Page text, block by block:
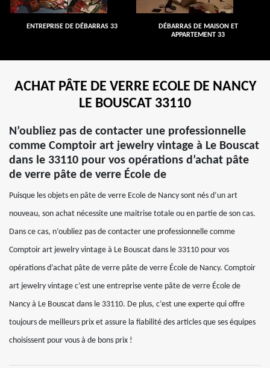
ENTREPRISE DE DÉBARRAS 33
DÉBARRAS DE MAISON ET
APPARTEMENT 33
ACHAT PÂTE DE VERRE ECOLE DE NANCY
LE BOUSCAT 33110
N’oubliez pas de contacter une professionnelle
comme Comptoir art jewelry vintage à Le Bouscat
dans le 33110 pour vos opérations d’achat pâte
de verre pâte de verre École de
Puisque les objets en pâte de verre Ecole de Nancy sont nés d’un art
nouveau, son achat nécessite une maitrise totale ou en partie de son cas.
Dans ce cas, n’oubliez pas de contacter une professionnelle comme
Comptoir art jewelry vintage à Le Bouscat dans le 33110 pour vos
opérations d’achat pâte de verre pâte de verre École de Nancy. Comptoir
art jewelry vintage c’est une entreprise vente pâte de verre École de
Nancy à Le Bouscat dans le 33110. De plus, c’est une experte qui offre
toujours de meilleurs prix et assure la fiabilité des articles que ses équipes
choisissent pour vous à de bons prix !